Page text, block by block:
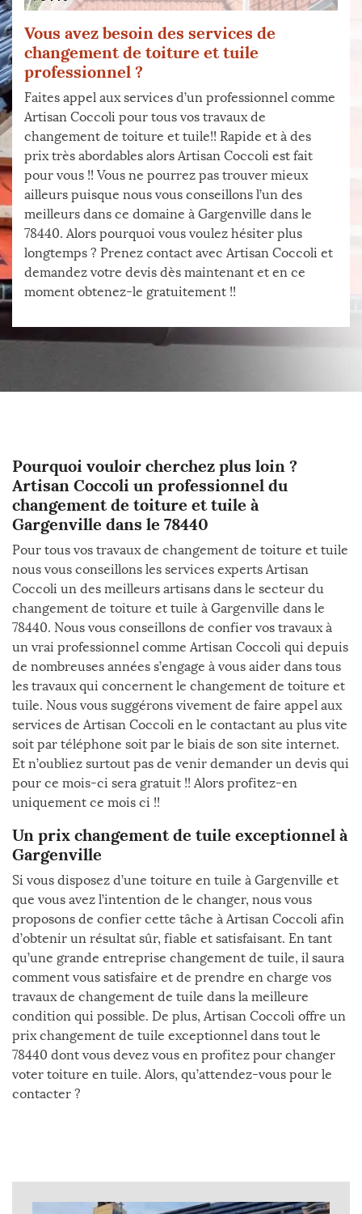
Vous avez besoin des services de
changement de toiture et tuile
professionnel ?
Faites appel aux services d’un professionnel comme
Artisan Coccoli pour tous vos travaux de
changement de toiture et tuile!! Rapide et à des
prix très abordables alors Artisan Coccoli est fait
pour vous !! Vous ne pourrez pas trouver mieux
ailleurs puisque nous vous conseillons l’un des
meilleurs dans ce domaine à Gargenville dans le
78440. Alors pourquoi vous voulez hésiter plus
longtemps ? Prenez contact avec Artisan Coccoli et
demandez votre devis dès maintenant et en ce
moment obtenez-le gratuitement !!
Pourquoi vouloir cherchez plus loin ?
Artisan Coccoli un professionnel du
changement de toiture et tuile à
Gargenville dans le 78440
Pour tous vos travaux de changement de toiture et tuile
nous vous conseillons les services experts Artisan
Coccoli un des meilleurs artisans dans le secteur du
changement de toiture et tuile à Gargenville dans le
78440. Nous vous conseillons de confier vos travaux à
un vrai professionnel comme Artisan Coccoli qui depuis
de nombreuses années s’engage à vous aider dans tous
les travaux qui concernent le changement de toiture et
tuile. Nous vous suggérons vivement de faire appel aux
services de Artisan Coccoli en le contactant au plus vite
soit par téléphone soit par le biais de son site internet.
Et n’oubliez surtout pas de venir demander un devis qui
pour ce mois-ci sera gratuit !! Alors profitez-en
uniquement ce mois ci !!
Un prix changement de tuile exceptionnel à
Gargenville
Si vous disposez d’une toiture en tuile à Gargenville et
que vous avez l’intention de le changer, nous vous
proposons de confier cette tâche à Artisan Coccoli afin
d’obtenir un résultat sûr, fiable et satisfaisant. En tant
qu’une grande entreprise changement de tuile, il saura
comment vous satisfaire et de prendre en charge vos
travaux de changement de tuile dans la meilleure
condition qui possible. De plus, Artisan Coccoli offre un
prix changement de tuile exceptionnel dans tout le
78440 dont vous devez vous en profitez pour changer
voter toiture en tuile. Alors, qu’attendez-vous pour le
contacter ?